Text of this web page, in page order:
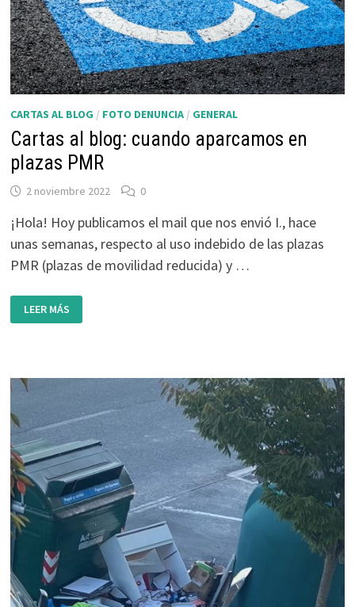
CARTAS AL BLOG / FOTO DENUNCIA/ GENERAL
Cartas al blog: cuando aparcamos en
plazas PMR
2 noviembre 2022 0
¡Hola! Hoy publicamos el mail que nos envió I., hace
unas semanas, respecto al uso indebido de las plazas
PMR (plazas de movilidad reducida) y …
CARTAS
AL
BLOG:
PMR
LEER MÁS